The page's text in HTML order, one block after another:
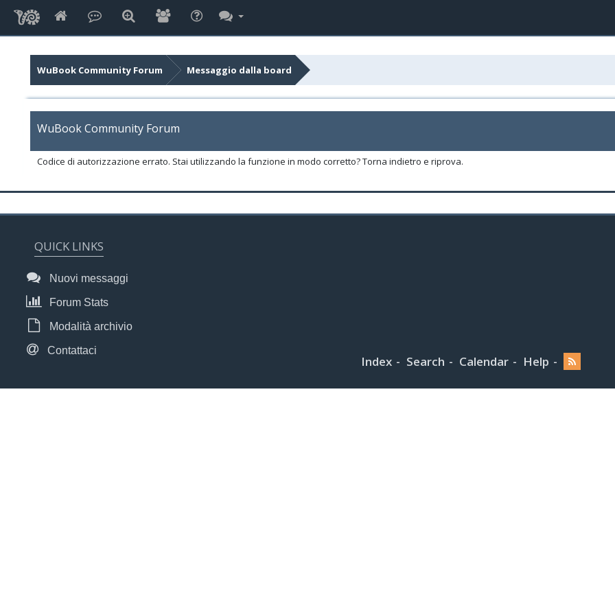
WuBook Community Forum Messaggio dalla board
WuBook Community Forum
Codice di autorizzazione errato. Stai utilizzando la funzione in modo corretto? Torna indietro e riprova.
QUICK LINKS
Nuovi messaggi
Forum Stats
Modalità archivio
Contattaci
Index Search Calendar Help